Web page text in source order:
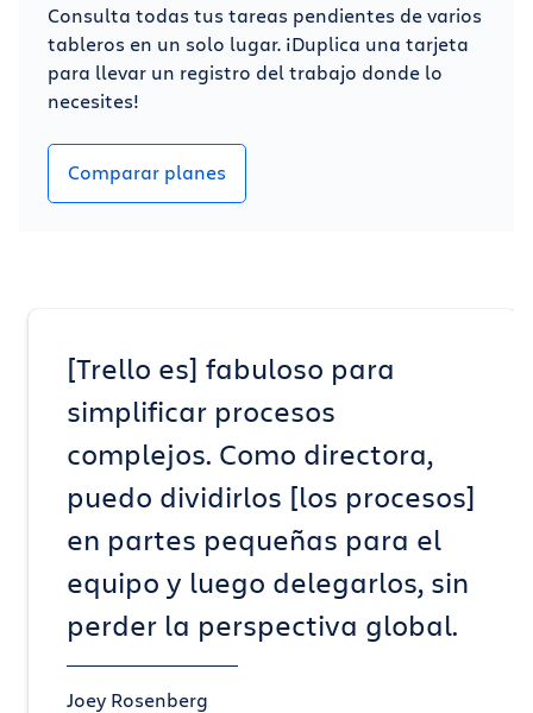
Consulta todas tus tareas pendientes de varios
tableros en un solo lugar. ¡Duplica una tarjeta
para llevar un registro del trabajo donde lo
necesites!
Comparar planes
[Trello es] fabuloso para
simplificar procesos
complejos. Como directora,
puedo dividirlos [los procesos]
en partes pequeñas para el
equipo y luego delegarlos, sin
perder la perspectiva global.
Joey Rosenberg